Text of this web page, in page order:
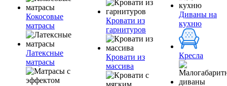
Кокосовые
матрасы
Латексные
матрасы
Кровати из
гарнитуров
Кровати из
массива
Диваны на
кухню
Кресла